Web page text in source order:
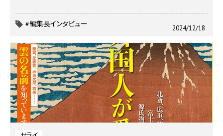
2024/12/18
#編集長インタビュー